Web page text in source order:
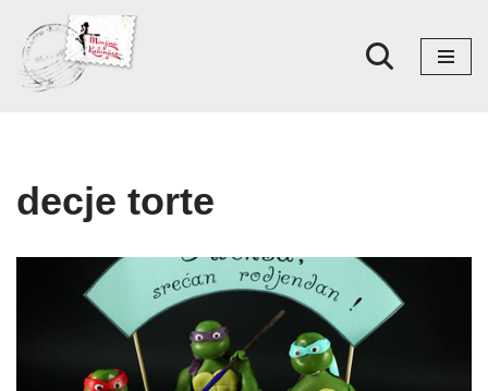
Skoči
na
decje torte